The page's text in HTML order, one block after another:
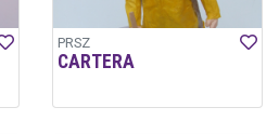
PRSZ
CARTERA